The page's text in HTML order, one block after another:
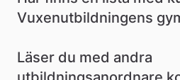
o
m
m
Vuxenutbildningens
Läser du med andra